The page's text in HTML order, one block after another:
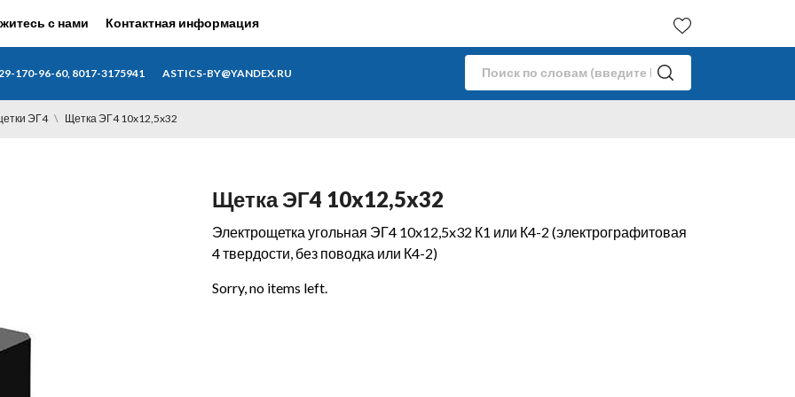
с нами Контактная информация
170-96-60, 8017-3175941 ASTICS-BY@YANDEX.RU
ЭГ4 Щетка ЭГ4 10x12,5x32
Щетка ЭГ4 10x12,5x32
Электрощетка угольная ЭГ4 10x12,5x32 К1 или К4-2 (электрографитовая
4 твердости, без поводка или К4-2)
Sorry, no items left.